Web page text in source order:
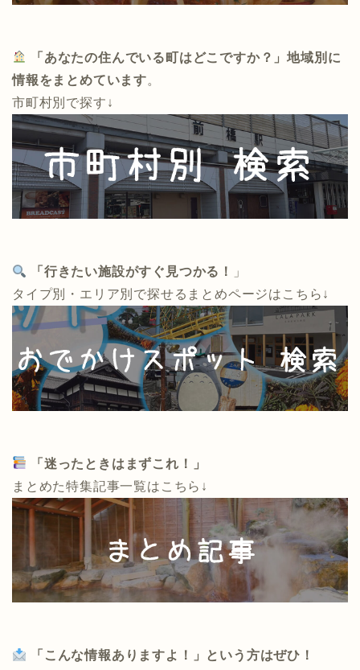
「あなたの住んでいる町はどこですか？」地域別に
情報をまとめています。
市町村別で探す↓
「行きたい施設がすぐ見つかる！
」
タイプ別・エリア別で探せるまとめページはこちら↓
「迷ったときはまずこれ！」
まとめた特集記事一覧はこちら↓
「こんな情報ありますよ！」という方はぜひ！